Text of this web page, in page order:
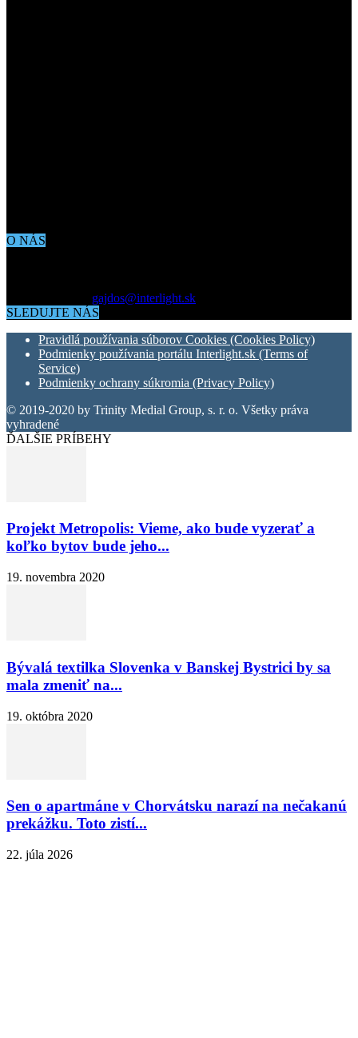
O NÁS
gajdos@interlight.sk
SLEDUJTE NÁS
Pravidlá používania súborov Cookies (Cookies Policy)
Podmienky používania portálu Interlight.sk (Terms of
Service)
Podmienky ochrany súkromia (Privacy Policy)
© 2019-2020 by Trinity Medial Group, s. r. o. Všetky práva
vyhradené
ĎALŠIE PRÍBEHY
Projekt Metropolis: Vieme, ako bude vyzerať a
koľko bytov bude jeho...
19. novembra 2020
Bývalá textilka Slovenka v Banskej Bystrici by sa
mala zmeniť na...
19. októbra 2020
Sen o apartmáne v Chorvátsku narazí na nečakanú
prekážku. Toto zistí...
22. júla 2026